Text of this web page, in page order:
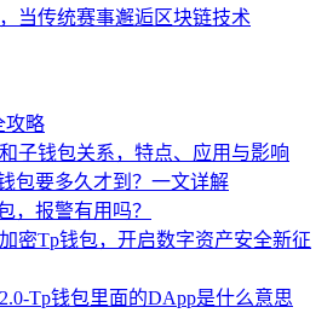
当传统赛事邂逅区块链技术
攻略
子钱包关系，特点、应用与影响
包要多久才到？一文详解
，报警有用吗？
密Tp钱包，开启数字资产安全新征
Tp钱包里面的DApp是什么意思